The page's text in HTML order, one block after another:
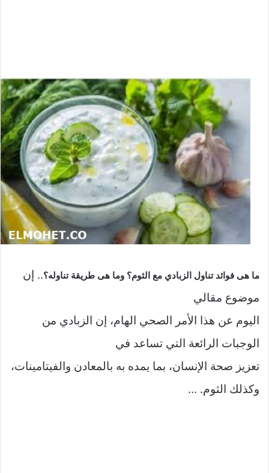
ما هى فوائد تناول الزبادي مع الثوم؟ وما هى طريقة تناوله؟.. إن
موضوع مقالي
اليوم عن هذا الأمر الصحي الهام، إن الزبادي من
الوجبات الرائعة التي تساعد في
تعزيز صحة الإنسان، بما يمده به بالمعادن والفيتامينات،
وكذلك الثوم. …